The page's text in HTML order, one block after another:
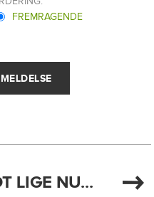
FREMRAGENDE
LIGE NU...